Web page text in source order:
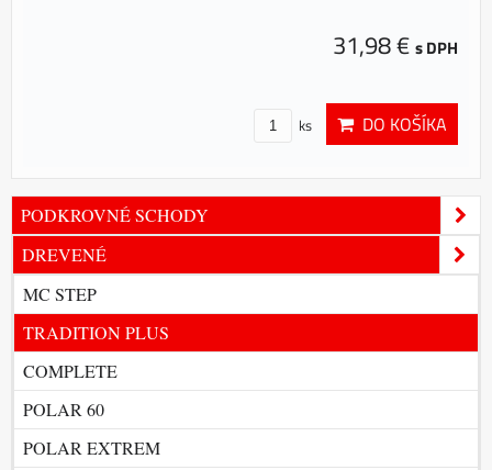
31,98 € s DPH
ks DO KOŠÍKA
PODKROVNÉ SCHODY
DREVENÉ
MC STEP
TRADITION PLUS
COMPLETE
POLAR 60
POLAR EXTREM